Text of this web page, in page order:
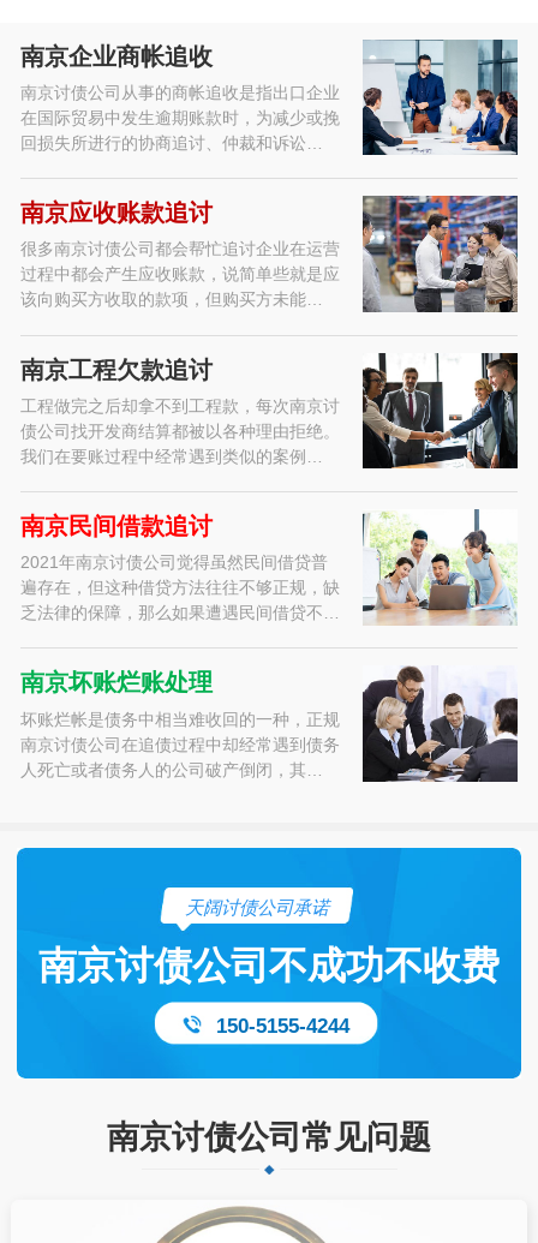
南京企业商帐追收
南京讨债公司从事的商帐追收是指出口企业
在国际贸易中发生逾期账款时，为减少或挽
回损失所进行的协商追讨、仲裁和诉讼…
南京应收账款追讨
很多南京讨债公司都会帮忙追讨企业在运营
过程中都会产生应收账款，说简单些就是应
该向购买方收取的款项，但购买方未能…
南京工程欠款追讨
工程做完之后却拿不到工程款，每次南京讨
债公司找开发商结算都被以各种理由拒绝。
我们在要账过程中经常遇到类似的案例…
南京民间借款追讨
2021年南京讨债公司觉得虽然民间借贷普
遍存在，但这种借贷方法往往不够正规，缺
乏法律的保障，那么如果遭遇民间借贷不…
南京坏账烂账处理
坏账烂帐是债务中相当难收回的一种，正规
南京讨债公司在追债过程中却经常遇到债务
人死亡或者债务人的公司破产倒闭，其…
天阔讨债公司承诺
南京讨债公司不成功不收费
150-5155-4244
南京讨债公司常见问题